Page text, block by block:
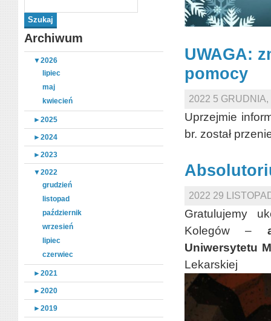
Archiwum
▼2026
lipiec
maj
kwiecień
►2025
►2024
►2023
▼2022
grudzień
listopad
październik
wrzesień
lipiec
czerwiec
►2021
►2020
►2019
UWAGA:
pomocy
2022 5
Uprzejmie
br. został
2022 29
Gratulujemy
Kolegów –
Uniwersytetu
Lekarskiej